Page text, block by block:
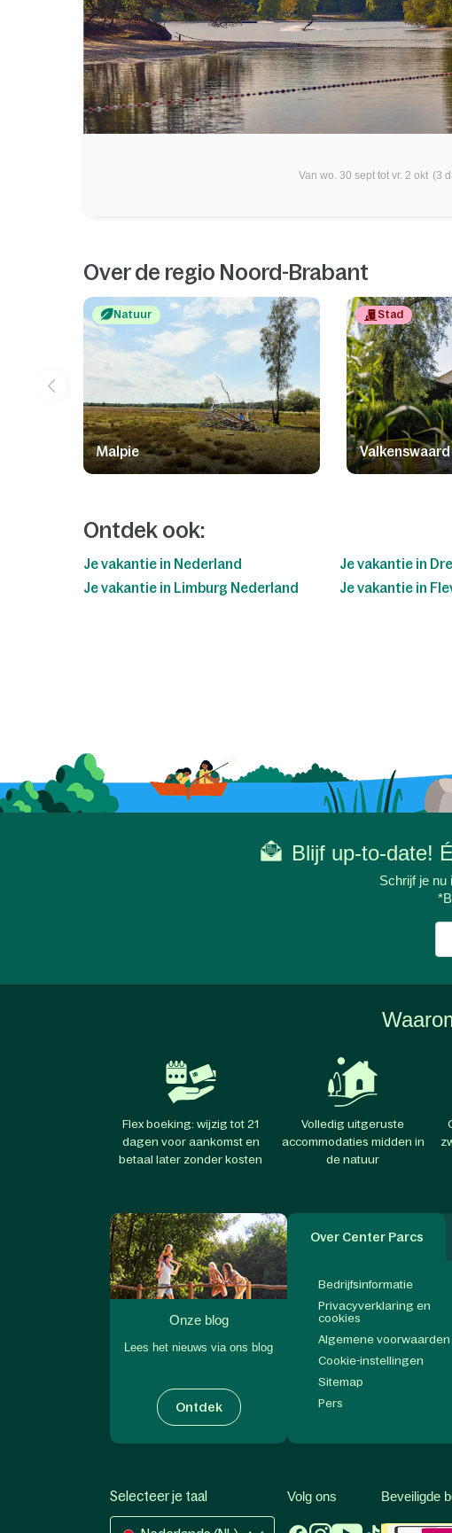
Van wo. 30 sept tot vr. 2 okt (3
Over de regio Noord-Brabant
Natuur
Malpie
Stad
Valkenswaard
Ontdek ook:
Je vakantie in Nederland
Je vakantie in Limburg Nederland
Je vakantie in
Je vakantie in
Blijf up-to-date!
Schrijf je nu
Flex boeking: wijzig tot 21
dagen voor aankomst en
betaal later zonder kosten
Volledig uitgeruste
accommodaties midden in
de natuur
Onze blog
Lees het nieuws via ons blog
Ontdek
Over Center Parcs
Bedrijfsinformatie
Privacyverklaring en
cookies
Algemene voorwaarden
Cookie-instellingen
Sitemap
Pers
Selecteer je taal Volg ons Beveiligde